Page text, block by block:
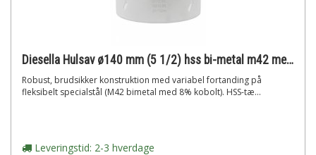
Diesella Hulsav ø140 mm (5 1/2) hss bi-metal m42 med 8% cobolt"
Robust, brudsikker konstruktion med variabel fortanding på
fleksibelt specialstål (M42 bimetal med 8% kobolt). HSS-tæ...
Leveringstid: 2-3 hverdage